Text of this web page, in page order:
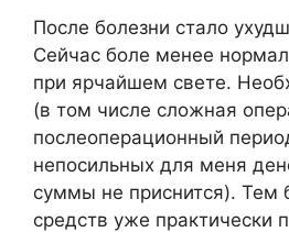
После болезни стало
Сейчас боле менее
при ярчайшем свете.
(в том числе сложная
послеоперационный
непосильных для меня
суммы не приснится). Тем
средств уже практически